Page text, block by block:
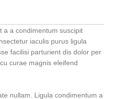
a a condimentum suscipit
iaculis purus ligula
facilisi parturient dis dolor per
curae magnis eleifend
nullam. Ligula condimentum a